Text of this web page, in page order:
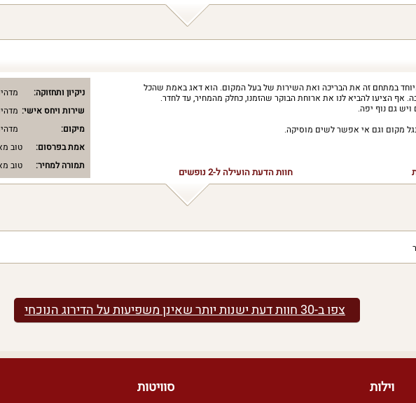
ניקיון ותחזוקה:
שירות ויחס אישי:
מיקום:
אמת בפרסום:
טוב
תמורה למחיר:
טוב
במתחם זה את הבריכה ואת השירות של בעל המקום. הוא דאג באמת שהכל
אף הציעו להביא לנו את ארוחת הבוקר שהזמנו, כחלק מהמחיר, עד לחדר.
ויש גם נוף יפה.
מקום וגם אי אפשר לשים מוסיקה.
חוות הדעת הועילה ל-2 נופשים
צפו ב-30 חוות דעת ישנות יותר שאינן משפיעות על הדירוג הנוכחי
וילות סוויטות